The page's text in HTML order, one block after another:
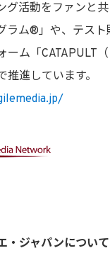
グ活動をファンと
ラム®」や、テスト
ーム「CATAPULT（
進しています。
・ジャパンについて